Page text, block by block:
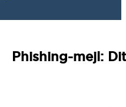
Phishing-mejl: